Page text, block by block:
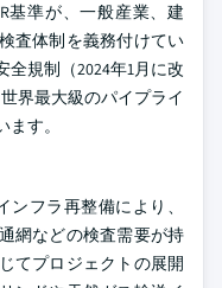
基準が、一般産業、建
査体制を義務付けてい
全規制（2024年1月に改
界最大級のパイプライ
す。
フラ再整備により、
網などの検査需要が持
てプロジェクトの展開